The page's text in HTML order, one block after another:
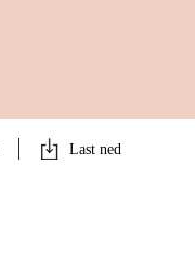
Last ned